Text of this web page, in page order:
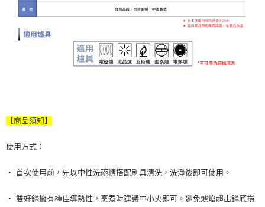
【商品須知】
使用方式：
‧ 首次使用前，先以中性洗碗精搭配刷具清洗，洗淨後即可使用。
‧ 雙好鍋擁有極佳導熱性，烹煮時建議中小火即可。避免爐焰超出鍋底損